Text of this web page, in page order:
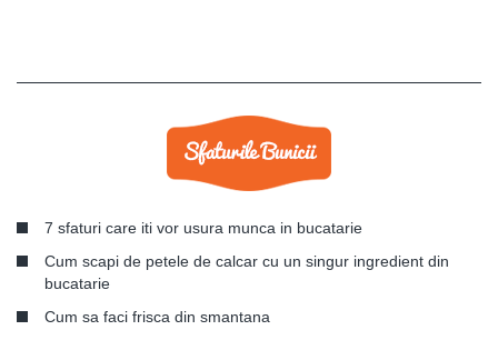
7 sfaturi care iti vor usura munca in bucatarie
Cum scapi de petele de calcar cu un singur ingredient din
bucatarie
Cum sa faci frisca din smantana